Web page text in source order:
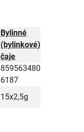
Bylinné
(bylinkové)
čaje
859563480
6187
15x2,5g